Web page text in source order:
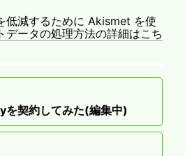
低減するために Akismet を使
データの処理方法の詳細はこち
を契約してみた(編集中)